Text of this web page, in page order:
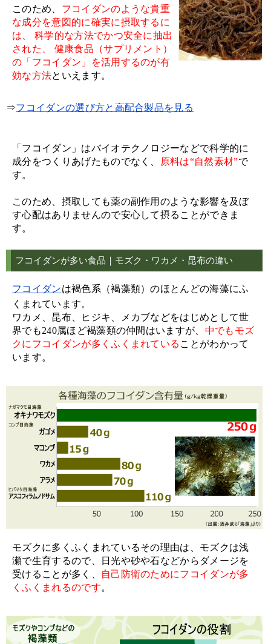
このため、 フコイダンのような貴重
な成分を意図的に確実に摂取するに
は、 科学的な方法でかつ安全に抽出
された、 健康食品（サプリメント）
の「フコイダン」を活用するのが有
効な方法といえます。
⇒フコイダンの選び方と高配合製品を見る
「フコイダン」はバイオテクノロジーなどで科学的に
成分をつくりあげたものでなく、
原料は“自然素材”で
す。
このため、摂取しても薬の副作用のような影響を及ぼ
す心配はありませんので安心して摂ることができま
す。
フコイダンが多い食品｜モズク・ワカメ・昆布の違い
フコイダンは褐色系（褐藻類）のほとんどの海藻にふ
くまれています。
ワカメ、昆布、ヒジキ、メカブなどをはじめとして世
界でも240属ほど褐藻類の仲間はいますが、 中でもモズ
クにフコイダンが多くふくまれている ことがわかって
います。
モズクに多くふくまれているその理由は、モズクは浅
瀬で生育するので、日光や砂や石などからダメージを
受けることが多く、
自己防衛のためにフコイダンが多
くふくまれるのです。